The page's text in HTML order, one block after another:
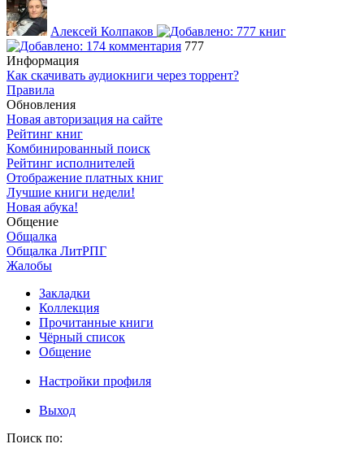
Алексей Колпаков
777
Информация
Как скачивать аудиокниги через торрент?
Правила
Обновления
Новая авторизация на сайте
Рейтинг книг
Комбинированный поиск
Рейтинг исполнителей
Отображение платных книг
Лучшие книги недели!
Новая абука!
Общение
Общалка
Общалка ЛитРПГ
Жалобы
Закладки
Коллекция
Прочитанные книги
Чёрный список
Общение
Настройки профиля
Выход
Поиск по: